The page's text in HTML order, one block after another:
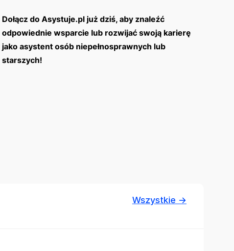
Dołącz do Asystuje.pl już dziś, aby znaleźć
odpowiednie wsparcie lub rozwijać swoją karierę
jako asystent osób niepełnosprawnych lub
starszych!
Wszystkie →